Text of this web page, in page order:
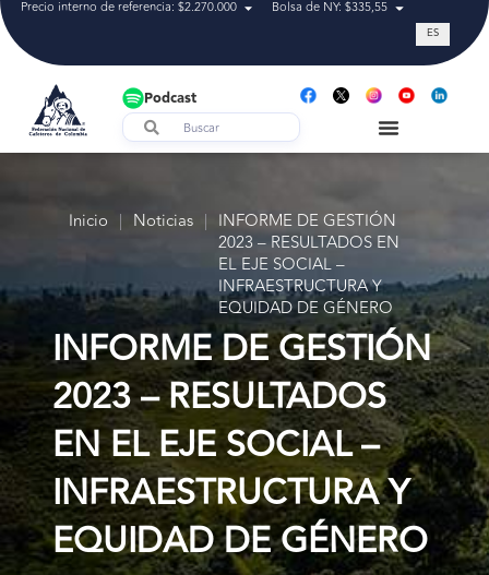
Precio interno de referencia: $2.270.000 Bolsa de NY: $335,55 Tasa de
ES
Podcast
Inicio | Noticias | INFORME DE GESTIÓN
2023 – RESULTADOS EN
EL EJE SOCIAL –
INFRAESTRUCTURA Y
EQUIDAD DE GÉNERO
INFORME DE GESTIÓN
2023 – RESULTADOS
EN EL EJE SOCIAL –
INFRAESTRUCTURA Y
EQUIDAD DE GÉNERO